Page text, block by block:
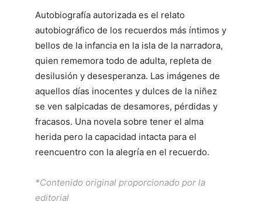
Autobiografía autorizada es el relato
autobiográfico de los recuerdos más íntimos y
bellos de la infancia en la isla de la narradora,
quien rememora todo de adulta, repleta de
desilusión y desesperanza. Las imágenes de
aquellos días inocentes y dulces de la niñez
se ven salpicadas de desamores, pérdidas y
fracasos. Una novela sobre tener el alma
herida pero la capacidad intacta para el
reencuentro con la alegría en el recuerdo.
*Contenido original proporcionado por la
editorial